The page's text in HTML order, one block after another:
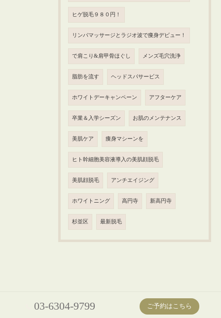
ヒゲ脱毛９８０円！
リンパマッサージとラジオ波で痩身デビュー！
で肩こり&肩甲骨ほぐし メンズ毛穴洗浄
脂肪を流す ヘッドスパサービス
ホワイトデーキャンペーン アフターケア
卒業＆入学シーズン お肌のメンテナンス
美肌ケア 痩身マシーンを
ヒト幹細胞美容液導入の美肌顔脱毛
美肌顔脱毛 アンチエイジング
ホワイトニング 高円寺 新高円寺
杉並区 最新脱毛
03-6304-9799 ご予約はこちら